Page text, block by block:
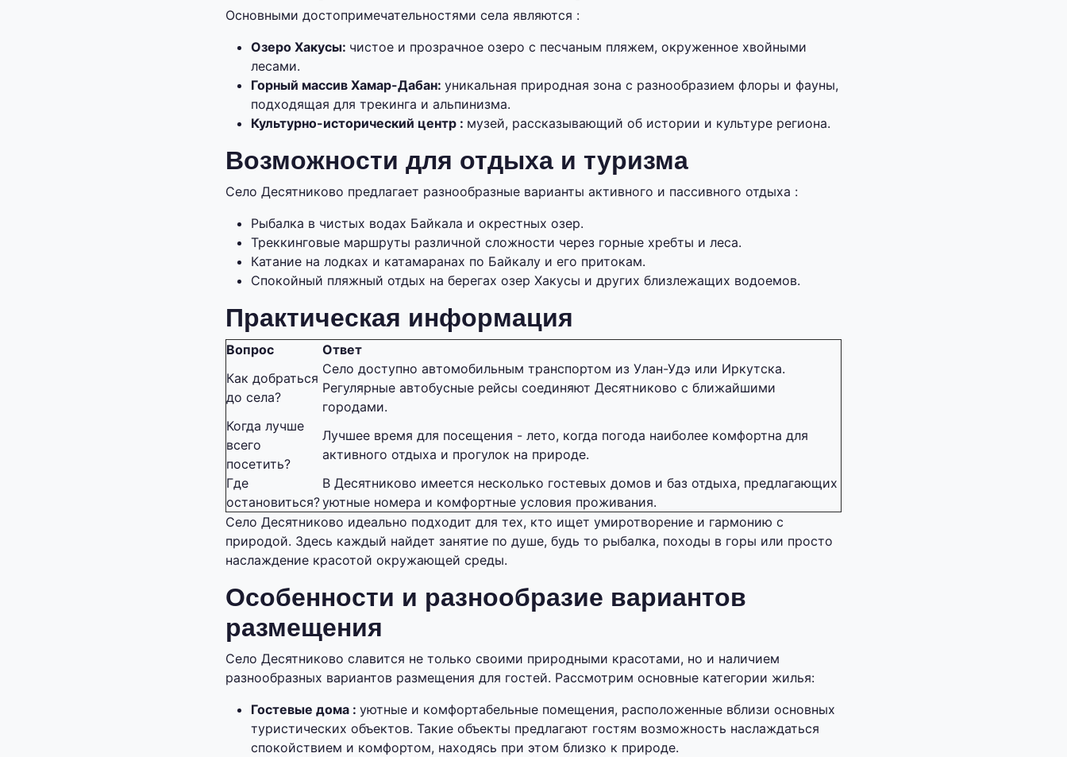
Основными достопримечательностями села являются :
Озеро Хакусы: чистое и прозрачное озеро с песчаным пляжем, окруженное хвойными
лесами.
Горный массив Хамар-Дабан: уникальная природная зона с разнообразием флоры и фауны,
подходящая для трекинга и альпинизма.
Культурно-исторический центр : музей, рассказывающий об истории и культуре региона.
Возможности для отдыха и туризма
Село Десятниково предлагает разнообразные варианты активного и пассивного отдыха :
Рыбалка в чистых водах Байкала и окрестных озер.
Треккинговые маршруты различной сложности через горные хребты и леса.
Катание на лодках и катамаранах по Байкалу и его притокам.
Спокойный пляжный отдых на берегах озер Хакусы и других близлежащих водоемов.
Практическая информация
Вопрос
Ответ
Как добраться
до села?
Село доступно автомобильным транспортом из Улан-Удэ или Иркутска.
Регулярные автобусные рейсы соединяют Десятниково с ближайшими
городами.
Когда лучше
всего
посетить?
Лучшее время для посещения - лето, когда погода наиболее комфортна для
активного отдыха и прогулок на природе.
Где
остановиться?
В Десятниково имеется несколько гостевых домов и баз отдыха, предлагающих
уютные номера и комфортные условия проживания.
Село Десятниково идеально подходит для тех, кто ищет умиротворение и гармонию с
природой. Здесь каждый найдет занятие по душе, будь то рыбалка, походы в горы или просто
наслаждение красотой окружающей среды.
Особенности и разнообразие вариантов
размещения
Село Десятниково славится не только своими природными красотами, но и наличием
разнообразных вариантов размещения для гостей. Рассмотрим основные категории жилья:
Гостевые дома : уютные и комфортабельные помещения, расположенные вблизи основных
туристических объектов. Такие объекты предлагают гостям возможность наслаждаться
спокойствием и комфортом, находясь при этом близко к природе.